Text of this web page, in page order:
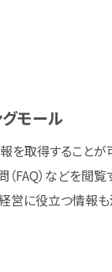
モール
を取得することが
FAQ）などを閲覧
営に役立つ情報も